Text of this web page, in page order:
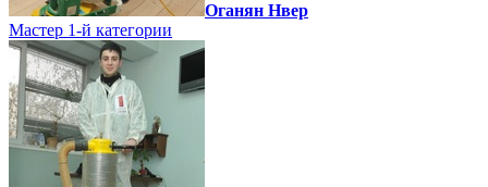
Оганян Нвер
Мастер 1-й категории